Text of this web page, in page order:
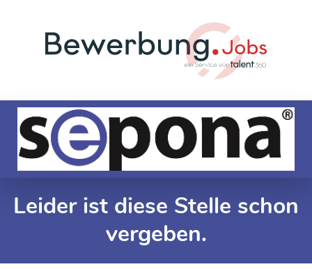
Leider ist diese Stelle schon
vergeben.